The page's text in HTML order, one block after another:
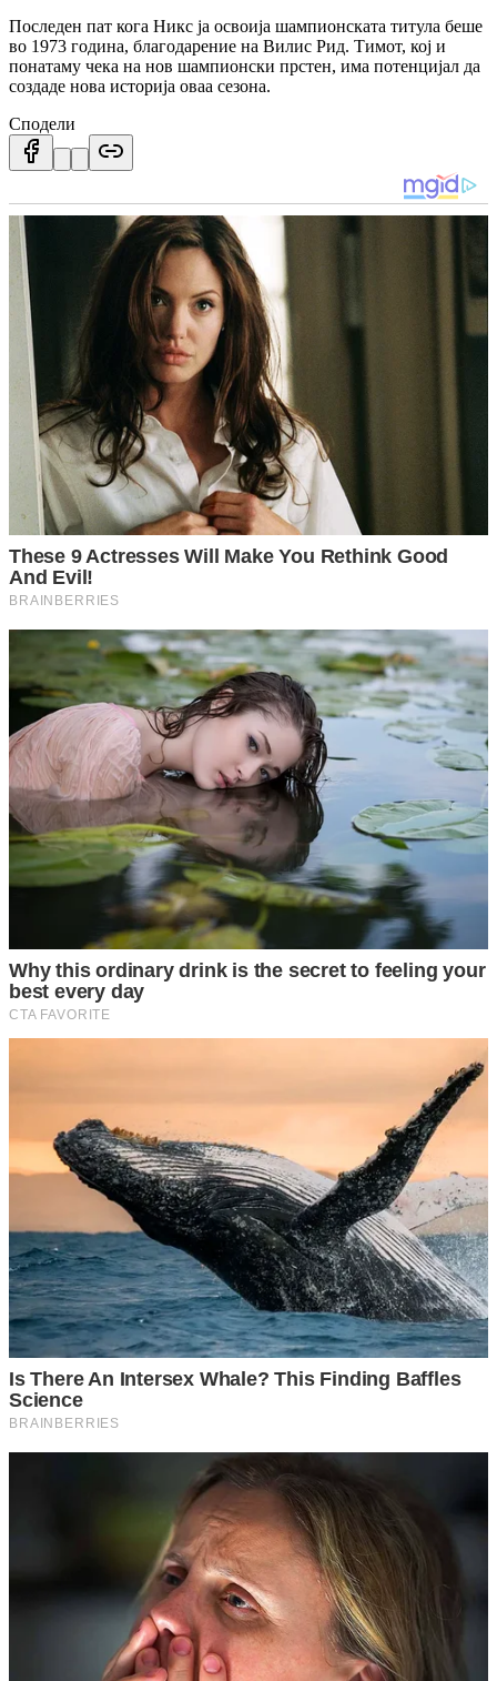
Последен пат кога Никс ја освоија шампионската титула беше
во 1973 година, благодарение на Вилис Рид. Тимот, кој и
понатаму чека на нов шампионски прстен, има потенцијал да
создаде нова историја оваа сезона.
Сподели